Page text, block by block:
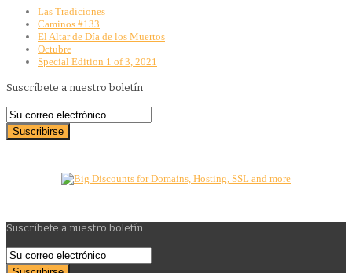
Las Tradiciones
Caminos #133
El Altar de Día de los Muertos
Octubre
Special Edition 1 of 3, 2021
Suscríbete a nuestro boletín
Suscríbete a nuestro boletín